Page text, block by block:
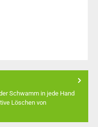
Schwamm in jede Hand
Löschen von